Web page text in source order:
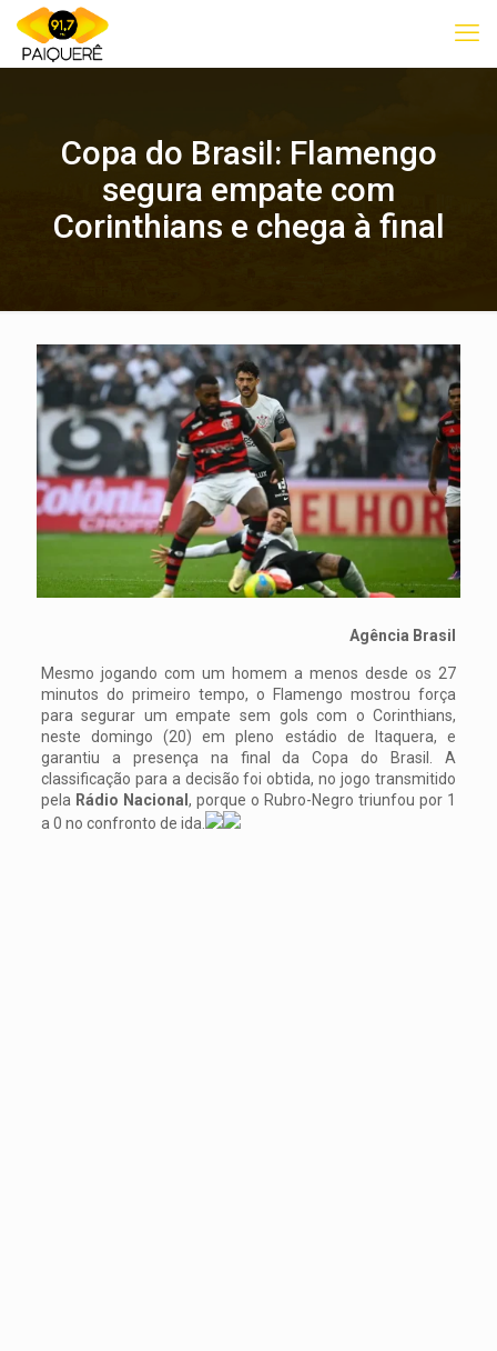
Copa do Brasil: Flamengo
segura empate com
Corinthians e chega à final
Agência Brasil
Mesmo jogando com um homem a menos desde os 27
minutos do primeiro tempo, o Flamengo mostrou força
para segurar um empate sem gols com o Corinthians,
neste domingo (20) em pleno estádio de Itaquera, e
garantiu a presença na final da Copa do Brasil. A
classificação para a decisão foi obtida, no jogo transmitido
pela Rádio Nacional , porque o Rubro-Negro triunfou por 1
a 0 no confronto de ida.